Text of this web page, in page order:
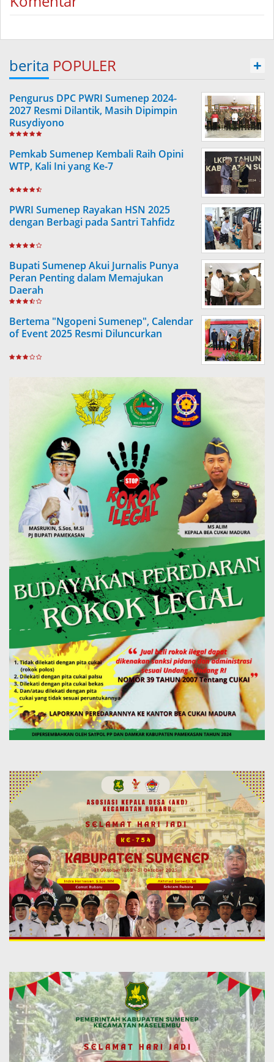
berita POPULER +
Pengurus DPC PWRI Sumenep 2024-
2027 Resmi Dilantik, Masih Dipimpin
Rusydiyono
Pemkab Sumenep Kembali Raih Opini
WTP, Kali Ini yang Ke-7
PWRI Sumenep Rayakan HSN 2025
dengan Berbagi pada Santri Tahfidz
Bupati Sumenep Akui Jurnalis Punya
Peran Penting dalam Memajukan
Daerah
Bertema "Ngopeni Sumenep", Calendar
of Event 2025 Resmi Diluncurkan